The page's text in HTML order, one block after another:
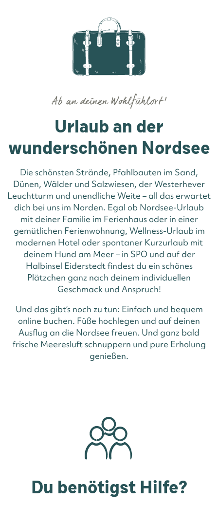
Urlaub an der
wunderschönen Nordsee
Ab an deinen Wohlfühlort!
Die schönsten Strände, Pfahlbauten im Sand,
Dünen, Wälder und Salzwiesen, der Westerhever
Leuchtturm und unendliche Weite – all das erwartet
dich bei uns im Norden. Egal ob Nordsee-Urlaub
mit deiner Familie im Ferienhaus oder in einer
gemütlichen Ferienwohnung, Wellness-Urlaub im
modernen Hotel oder spontaner Kurzurlaub mit
deinem Hund am Meer – in SPO und auf der
Halbinsel Eiderstedt findest du ein schönes
Plätzchen ganz nach deinem individuellen
Geschmack und Anspruch!
Und das gibt‘s noch zu tun: Einfach und bequem
online buchen. Füße hochlegen und auf deinen
Ausflug an die Nordsee freuen. Und ganz bald
frische Meeresluft schnuppern und pure Erholung
genießen.
Du benötigst Hilfe?